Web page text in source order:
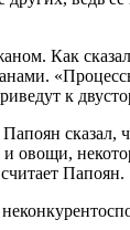
Как
к
сказал,
Папоян.